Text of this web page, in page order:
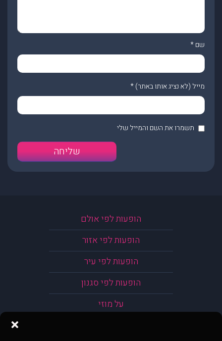
שם*
מייל (לא נציג אותו באתר)*
תשמרו את השם והמייל שלי
הופעות לפי אולם
הופעות לפי אזור
הופעות לפי עיר
הופעות לפי סגנון
על מוזי